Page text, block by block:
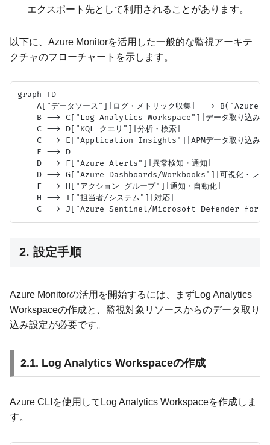
エクスポート先として利用されることがあります。
以下に、Azure Monitorを活用した一般的な監視アーキテ
クチャのフローチャートを示します。
graph TD
A["データソース"]|ログ・メトリック収集| --> B("Azure
    B --> C["Log Analytics Workspace"]|データ取り込み|
    C --> D["KQL クエリ"]|分析・検索|
    C --> E["Application Insights"]|APMデータ取り込み|
    E --> D
    D --> F["Azure Alerts"]|異常検知・通知|
D --> G["Azure Dashboards/Workbooks"]|可視化・レポ
    F --> H["アクション グループ"]|通知・自動化|
    H --> I["担当者/システム"]|対応|
2. 設定手順
Azure Monitorの活用を開始するには、まずLog Analytics
Workspaceの作成と、監視対象リソースからのデータ取り
込み設定が必要です。
2.1. Log Analytics Workspaceの作成
Azure CLIを使用してLog Analytics Workspaceを作成しま
す。